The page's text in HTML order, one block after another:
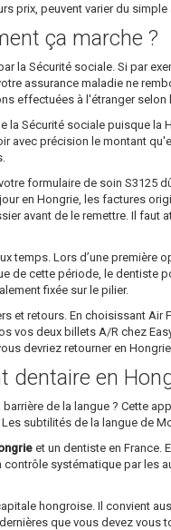
prix, peuvent varier du simple
ça marche ?
la Sécurité sociale. Si par
assurance maladie ne
effectuées à l'étranger
la Sécurité sociale puisque
avec précision le montant
formulaire de soin
en Hongrie, les factures
avant de le remettre. Il
temps. Lors d’une première
de cette période, le dentiste
fixée sur le pilier.
et retours. En choisissant
deux billets A/R chez
devriez retourner en
dentaire en
de la langue ? Cette
subtilités de la langue de
et un dentiste en France.
contrôle systématique par les
hongroise. Il convient
dernières que vous devez